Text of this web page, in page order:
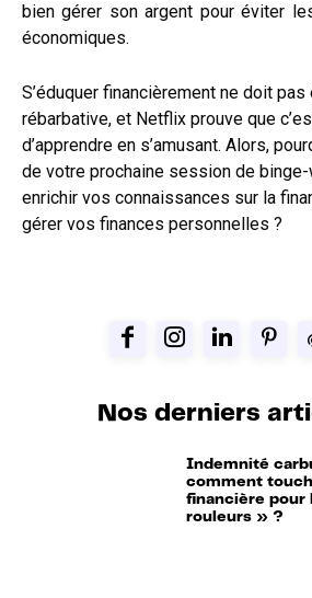
bien gérer son argent pour éviter
économiques.
S’éduquer financièrement ne doit pas
rébarbative, et Netflix prouve que
d’apprendre en s’amusant. Alors,
de votre prochaine session de
enrichir vos connaissances sur la
gérer vos finances personnelles ?
Nos derniers
Indemnité
comment
financière pour
rouleurs » ?